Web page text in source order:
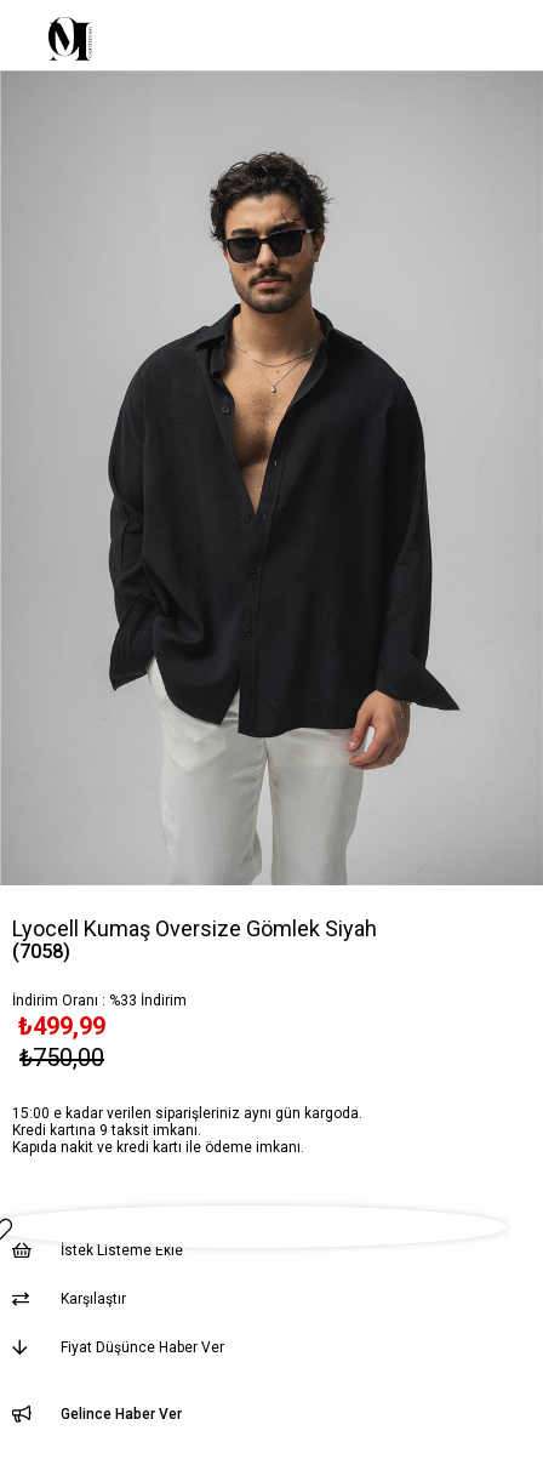
Lyocell Kumaş Oversize Gömlek Siyah
(7058)
İndirim Oranı : %33 İndirim
₺750,00
₺499,99
15:00 e kadar verilen siparişleriniz aynı gün kargoda.
Kredi kartına 9 taksit imkanı.
Kapıda nakit ve kredi kartı ile ödeme imkanı.
İstek Listeme Ekle
Karşılaştır
Fiyat Düşünce Haber Ver
Gelince Haber Ver